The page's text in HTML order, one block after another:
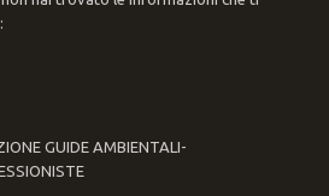
GUIDE AMBIENTALI-